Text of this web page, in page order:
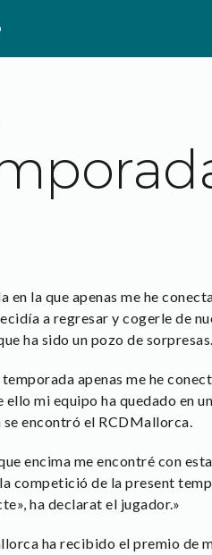
en la que apenas me he
a regresar y cogerle de
ha sido un pozo de
apenas me he
mi equipo ha quedado en
encontró el RCDMallorca.
encima me encontré con
de la present
ha declarat el jugador.»
ha recibido el premio de